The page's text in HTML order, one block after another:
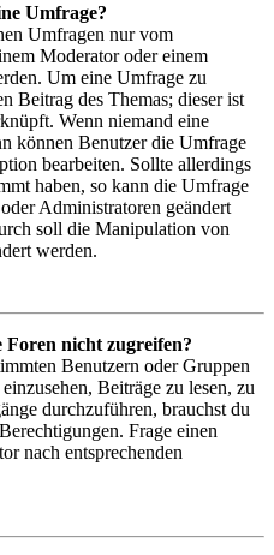
Umfrage?
Umfragen nur vom
Moderator oder einem
Um eine Umfrage zu
Beitrag des Themas; dieser ist
Wenn niemand eine
können Benutzer die Umfrage
bearbeiten. Sollte allerdings
haben, so kann die Umfrage
Administratoren geändert
soll die Manipulation von
werden.
nicht zugreifen?
Benutzern oder Gruppen
Beiträge zu lesen, zu
durchzuführen, brauchst du
Frage einen
nach entsprechenden